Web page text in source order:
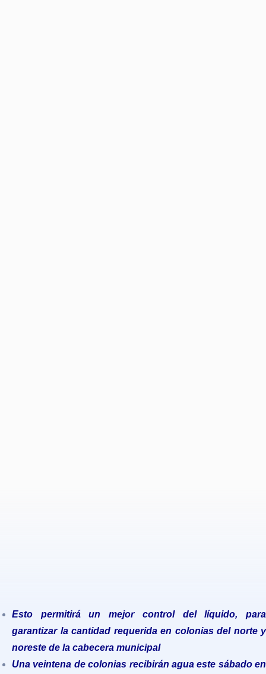
Esto permitirá un mejor control del líquido, para
garantizar la cantidad requerida en colonias del norte y
noreste de la cabecera municipal
Una veintena de colonias recibirán agua este sábado en